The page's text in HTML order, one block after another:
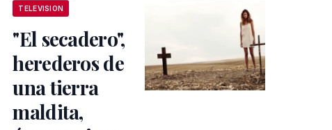
TELEVISION
"El secadero",
herederos de
una tierra
maldita,